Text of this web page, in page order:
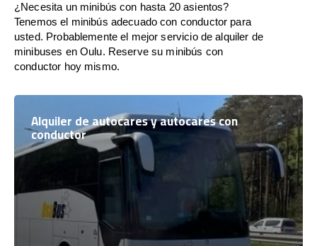
¿Necesita un minibús con hasta 20 asientos?
Tenemos el minibús adecuado con conductor para
usted. Probablemente el mejor servicio de alquiler de
minibuses en Oulu. Reserve su minibús con
conductor hoy mismo.
Alquiler de autocares y autocares con
conductor